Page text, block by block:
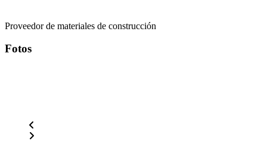
Proveedor de materiales de construcción
Fotos